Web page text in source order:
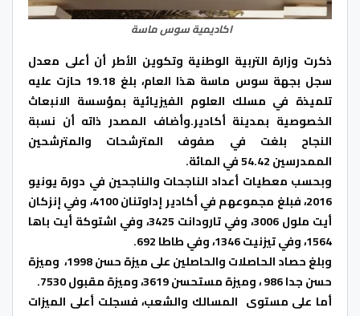
اكاديمية سوس ماسة
ذكرت وزارة التربية الوطنية وتكوين الأطر أن أعلى معدل
سجل بجهة سوس ماسة هذا العام، بلغ 19.18 حازت عليه
تلميذة في مسلك العلوم الفيزيائية بمؤسسة الانبعاث
الخصوصية بمدينة أكادير.وأضاف المصدر ذاته أن نسبة
النجاح بلغت في صفوف المترشحات والمترشحين
الممدرسين 54.42 في المائة.
وبحسب معطيات أعداد الناجحات والناجحين في دورة يونيو
2016، فبلغ مجموعهم في أكادير إداوتنان 4100، وفي إنزكان
أيت ملول 3006، وفي تارودانت 3425، وفي اشتوكة أيت باها
1564، وفي تيزنيت 1346، وفي طاطا 692.
وبلغ حصاد الحاصلات والحاصلين على ميزة حسن 1998، وميزة
حسن جدا 986 ، وميزة مستحسن 3619، وميزة مقبول 7530.
أما على مستوى المسالك والشعب، فسجلت أعلى الميزات